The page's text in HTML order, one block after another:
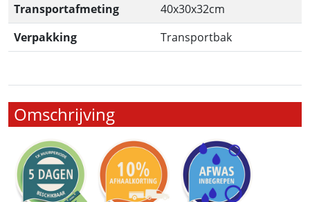
Transportafmeting
40x30x32cm
Verpakking
Transportbak
Omschrijving